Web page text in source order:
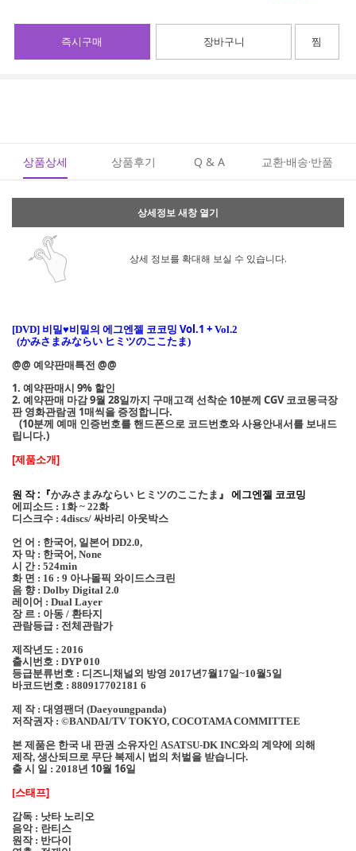
장바구니
즉시구매 찜
상품상세 상품후기 Q & A 교환·배송·반품
상세정보 새창 열기
상세 정보를 확대해 보실 수 있습니다.
[DVD] 비밀♥비밀의 에그엔젤 코코밍 Vol.1 + Vol.2
(かみさまみならい ヒミツのここたま)
@@ 예약판매특전 @@
1. 예약판매시 9% 할인
2. 예약판매 마감 9월 28일까지 구매고객 선착순 10분께 CGV 코코몽극장
판 영화관람권 1매씩을 증정합니다.
(10분께 예매 인증번호를 핸드폰으로 코드번호와 사용안내서를 보내드
립니다.)
[제품소개]
원 작 :『かみさまみならい ヒミツのここたま』 에그엔젤 코코밍
에피소드 : 1화~ 22화
디스크수 : 4discs/ 싸바리 아웃박스
언 어 : 한국어, 일본어 DD2.0,
자 막 : 한국어, None
시 간 : 524min
화 면 : 16 : 9 아나몰픽 와이드스크린
음 향 : Dolby Digital 2.0
레이어 : Dual Layer
장 르 : 아동 / 환타지
관람등급 : 전체관람가
제작년도 : 2016
출시번호 : DYP 010
등급분류번호 : 디즈니채널외 방영 2017년7월17일~10월5일
바코드번호 : 880917702181 6
제 작 : 대영팬더 (Daeyoungpanda)
저작권자 : ©BANDAI/TV TOKYO, COCOTAMA COMMITTEE
본 제품은 한국 내 판권 소유자인 ASATSU-DK INC와의 계약에 의해
제작, 생산되므로 무단 복제시 법의 처벌을 받습니다.
출 시 일 : 2018년 10월 16일
[스태프]
감독 : 낫타 노리오
음악 : 란티스
원작 : 반다이